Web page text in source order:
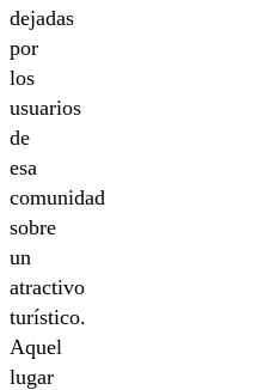
dejadas
por
los
usuarios
de
esa
comunidad
sobre
un
atractivo
turístico.
Aquel
lugar